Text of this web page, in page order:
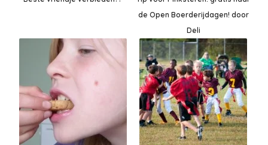
de Open Boerderijdagen! door
Deli